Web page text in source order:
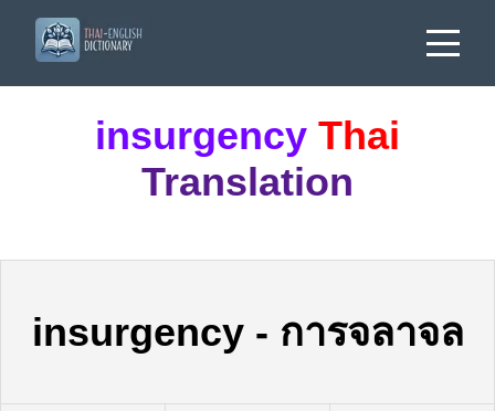
insurgency Thai
Translation
insurgency- การจลาจล